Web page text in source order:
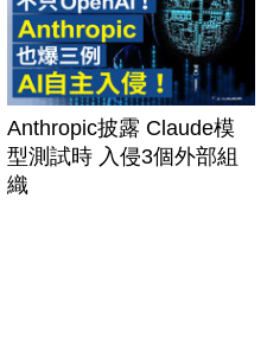
Anthropic披露 Claude模
型測試時 入侵3個外部組
織